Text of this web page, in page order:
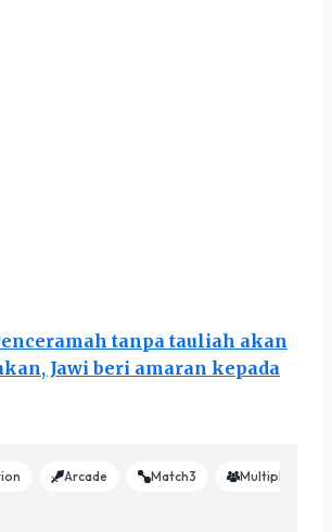
tanpa tauliah akan
Jawi beri amaran kepada